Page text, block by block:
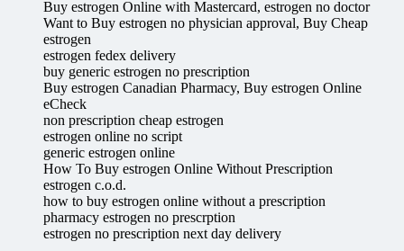
Buy estrogen Online with Mastercard, estrogen no doctor
Want to Buy estrogen no physician approval, Buy Cheap
estrogen
estrogen fedex delivery
buy generic estrogen no prescription
Buy estrogen Canadian Pharmacy, Buy estrogen Online
eCheck
non prescription cheap estrogen
estrogen online no script
generic estrogen online
How To Buy estrogen Online Without Prescription
estrogen c.o.d.
how to buy estrogen online without a prescription
pharmacy estrogen no prescrption
estrogen no prescription next day delivery